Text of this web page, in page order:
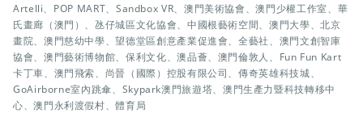
Artelli、POP MART、Sandbox VR、澳門美術協會、澳門少權工作室、華
氏畫廊（澳門）、氹仔城區文化協會、中國根藝術空間、澳門大學、北京
畫院、澳門慈幼中學、望德堂區創意產業促進會、全藝社、澳門文創智庫
協會、澳門藝術博物館、保利文化、澳品薈、澳門倫敦人、Fun Fun Kart
卡丁車、澳門飛索、尚晉（國際）控股有限公司、傳奇英雄科技城、
GoAirborne室內跳傘、Skypark澳門旅遊塔、澳門生產力暨科技轉移中
心、澳門永利渡假村、體育局